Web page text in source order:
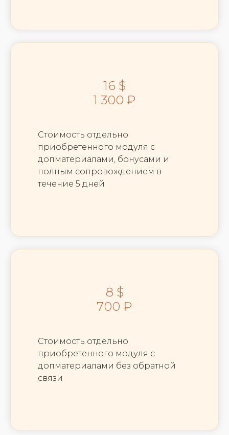
16 $
1 300 ₽
Стоимость отдельно
приобретенного модуля с
допматериалами, бонусами и
полным сопровождением в
течение 5 дней
8 $
700 ₽
Стоимость отдельно
приобретенного модуля с
допматериалами без обратной
связи